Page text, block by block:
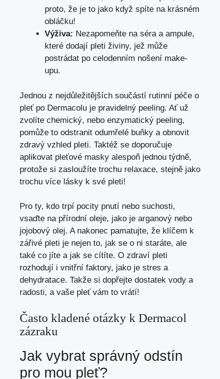
proto, že je to jako když spíte na krásném
obláčku!
Výživa: Nezapomeňte na séra a ampule,
které dodají pleti živiny, jež může
postrádat po celodenním nošení make-
upu.
Jednou z nejdůležitějších součástí rutinní péče o
pleť po Dermacolu je pravidelný peeling. Ať už
zvolíte chemický, nebo enzymatický peeling,
pomůže to odstranit odumřelé buňky a obnovit
zdravý vzhled pleti. Taktéž se doporučuje
aplikovat pleťové masky alespoň jednou týdně,
protože si zasloužíte trochu relaxace, stejně jako
trochu více lásky k své pleti!
Pro ty, kdo trpí pocity pnutí nebo suchosti,
vsaďte na přírodní oleje, jako je arganový nebo
jojobový olej. A nakonec pamatujte, že klíčem k
zářivé pleti je nejen to, jak se o ni staráte, ale
také co jíte a jak se cítíte. O zdraví pleti
rozhodují i vnitřní faktory, jako je stres a
dehydratace. Takže si dopřejte dostatek vody a
radosti, a vaše pleť vám to vrátí!
Často kladené otázky k Dermacol
zázraku
Jak vybrat správný odstín
pro mou pleť?